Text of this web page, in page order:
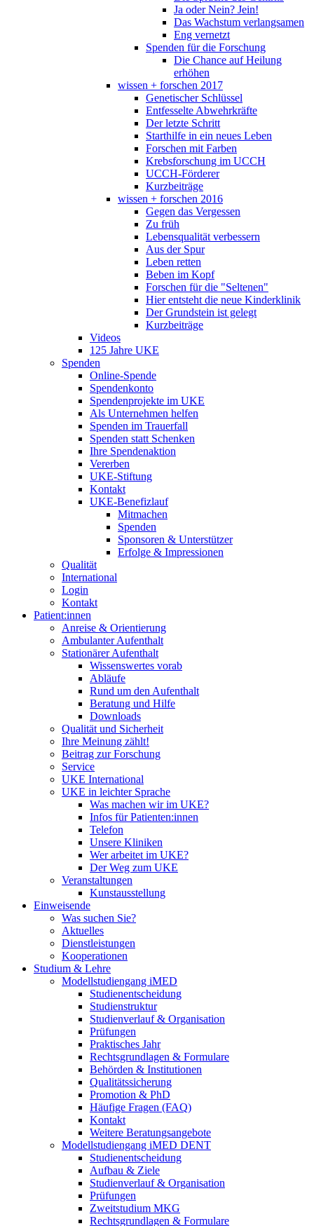
Ja oder Nein? Jein!
Das Wachstum verlangsamen
Eng vernetzt
Spenden für die Forschung
Die Chance auf Heilung
erhöhen
wissen + forschen 2017
Genetischer Schlüssel
Entfesselte Abwehrkräfte
Der letzte Schritt
Starthilfe in ein neues Leben
Forschen mit Farben
Krebsforschung im UCCH
UCCH-Förderer
Kurzbeiträge
wissen + forschen 2016
Gegen das Vergessen
Zu früh
Lebensqualität verbessern
Aus der Spur
Leben retten
Beben im Kopf
Forschen für die "Seltenen"
Hier entsteht die neue Kinderklinik
Der Grundstein ist gelegt
Kurzbeiträge
Videos
125 Jahre UKE
Spenden
Online-Spende
Spendenkonto
Spendenprojekte im UKE
Als Unternehmen helfen
Spenden im Trauerfall
Spenden statt Schenken
Ihre Spendenaktion
Vererben
UKE-Stiftung
Kontakt
UKE-Benefizlauf
Mitmachen
Spenden
Sponsoren & Unterstützer
Erfolge & Impressionen
Qualität
International
Login
Kontakt
Patient:innen
Anreise & Orientierung
Ambulanter Aufenthalt
Stationärer Aufenthalt
Wissenswertes vorab
Abläufe
Rund um den Aufenthalt
Beratung und Hilfe
Downloads
Qualität und Sicherheit
Ihre Meinung zählt!
Beitrag zur Forschung
Service
UKE International
UKE in leichter Sprache
Was machen wir im UKE?
Infos für Patienten:innen
Telefon
Unsere Kliniken
Wer arbeitet im UKE?
Der Weg zum UKE
Veranstaltungen
Kunstausstellung
Einweisende
Was suchen Sie?
Aktuelles
Dienstleistungen
Kooperationen
Studium & Lehre
Modellstudiengang iMED
Studienentscheidung
Studienstruktur
Studienverlauf & Organisation
Prüfungen
Praktisches Jahr
Rechtsgrundlagen & Formulare
Behörden & Institutionen
Qualitätssicherung
Promotion & PhD
Häufige Fragen (FAQ)
Kontakt
Weitere Beratungsangebote
Modellstudiengang iMED DENT
Studienentscheidung
Aufbau & Ziele
Studienverlauf & Organisation
Prüfungen
Zweitstudium MKG
Rechtsgrundlagen & Formulare